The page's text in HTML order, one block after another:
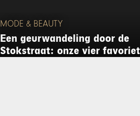
MODE & BEAUTY
Een geurwandeling door de
Stokstraat: onze vier